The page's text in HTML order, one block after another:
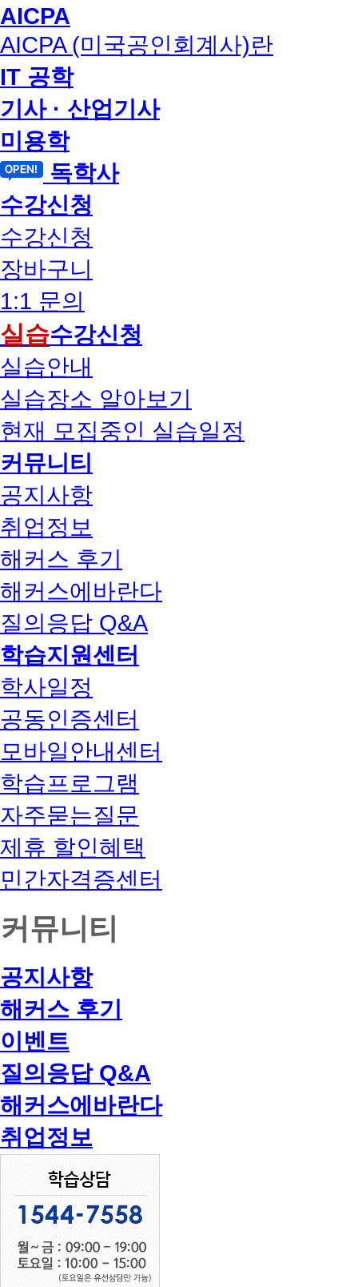
AICPA
AICPA (미국공인회계사)란
IT 공학
기사 · 산업기사
미용학
독학사
수강신청
수강신청
장바구니
1:1 문의
실습수강신청
실습안내
실습장소 알아보기
현재 모집중인 실습일정
커뮤니티
공지사항
취업정보
해커스 후기
해커스에바란다
질의응답 Q&A
학습지원센터
학사일정
공동인증센터
모바일안내센터
학습프로그램
자주묻는질문
제휴 할인혜택
민간자격증센터
커뮤니티
공지사항
해커스 후기
이벤트
질의응답 Q&A
해커스에바란다
취업정보